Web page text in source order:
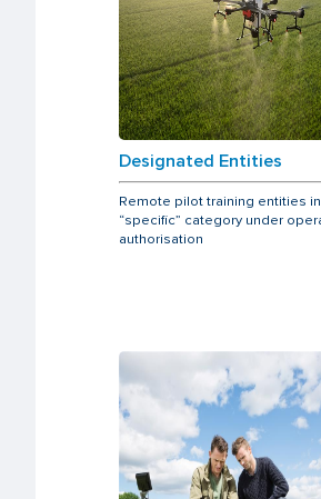
Designated Entities
Remote pilot training entities
“specific” category under
authorisation